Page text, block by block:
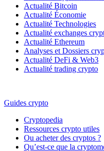
Actualité Bitcoin
Actualité Économie
Actualité Technologies
Actualité exchanges
Actualité Ethereum
Analyses et Dossiers
Actualité DeFi & Web3
Actualité trading crypto
Guides crypto
Cryptopedia
Ressources crypto utiles
Ou acheter des cryptos ?
Qu’est-ce que la